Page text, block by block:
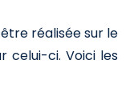
réalisée sur le
celui-ci. Voici les